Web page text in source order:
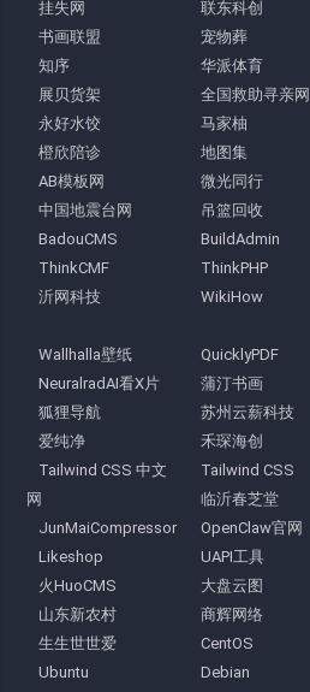
挂失网
联东科创
书画联盟
宠物葬
知序
华派体育
展贝货架
全国救助寻亲网
永好水饺
马家柚
橙欣陪诊
地图集
AB模板网
微光同行
中国地震台网
吊篮回收
BadouCMS
BuildAdmin
ThinkCMF
ThinkPHP
沂网科技
WikiHow
Wallhalla壁纸
QuicklyPDF
NeuralradAI看X片
蒲汀书画
狐狸导航
苏州云薪科技
爱纯净
禾琛海创
Tailwind CSS 中文
网
Tailwind CSS
临沂春芝堂
JunMaiCompressor
OpenClaw官网
Likeshop
UAPI工具
火HuoCMS
大盘云图
山东新农村
商辉网络
生生世世爱
CentOS
Ubuntu
Debian